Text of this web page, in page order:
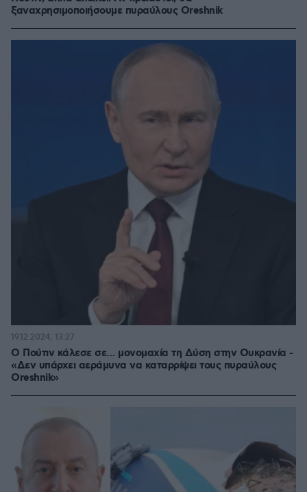
ξαναχρησιμοποιήσουμε πυραύλους Oreshnik
Ο Πούτιν κάλεσε σε… μονομαχία τη Δύση στην Ουκρανία -
«Δεν υπάρχει αεράμυνα να καταρρίψει τους πυραύλους
Oreshnik»
19.12.2024, 13:27